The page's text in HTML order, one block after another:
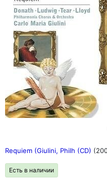
Requiem (Giulini, Philh (CD)
Есть в наличии